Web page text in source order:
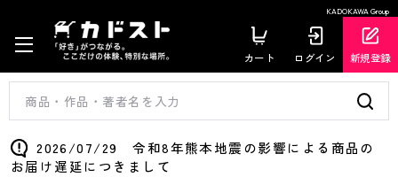
KADOKAWA Group
カート ログイン 新規登録
2026/07/29 令和8年熊本地震の影響による商品の
お届け遅延につきまして